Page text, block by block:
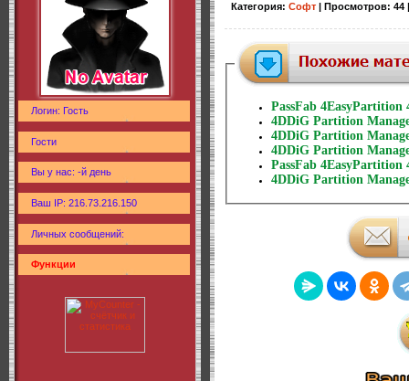
Логин: Гость
Гости
Вы у нас: -й день
Ваш IP: 216.73.216.150
Личных сообщений:
Функции
Категория: Софт| Просмотров: 44
PassFab
4DDiG Partition
4DDiG Partition
4DDiG Partition
PassFab
4DDiG Partition